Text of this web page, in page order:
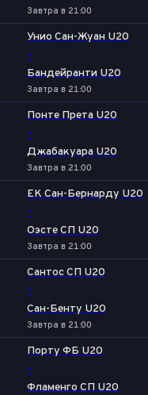
Завтра в 21:00
Унио Сан-Жуан U20
-
Бандейранти U20
Завтра в 21:00
Понте Прета U20
-
Джабакуара U20
Завтра в 21:00
ЕК Сан-Бернарду U20
-
Оэсте СП U20
Завтра в 21:00
Сантос СП U20
-
Сан-Бенту U20
Завтра в 21:00
Порту ФБ U20
-
Фламенго СП U20